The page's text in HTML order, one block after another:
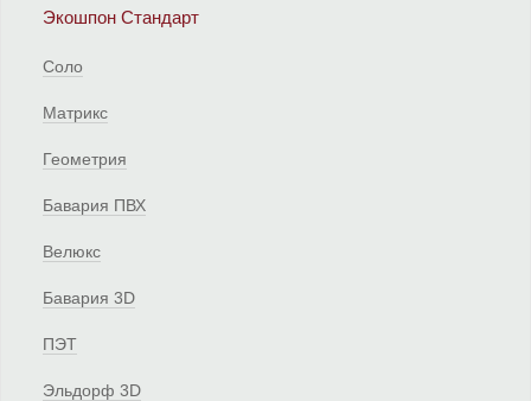
Экошпон Стандарт
Соло
Матрикс
Геометрия
Бавария ПВХ
Велюкс
Бавария 3D
ПЭТ
Эльдорф 3D